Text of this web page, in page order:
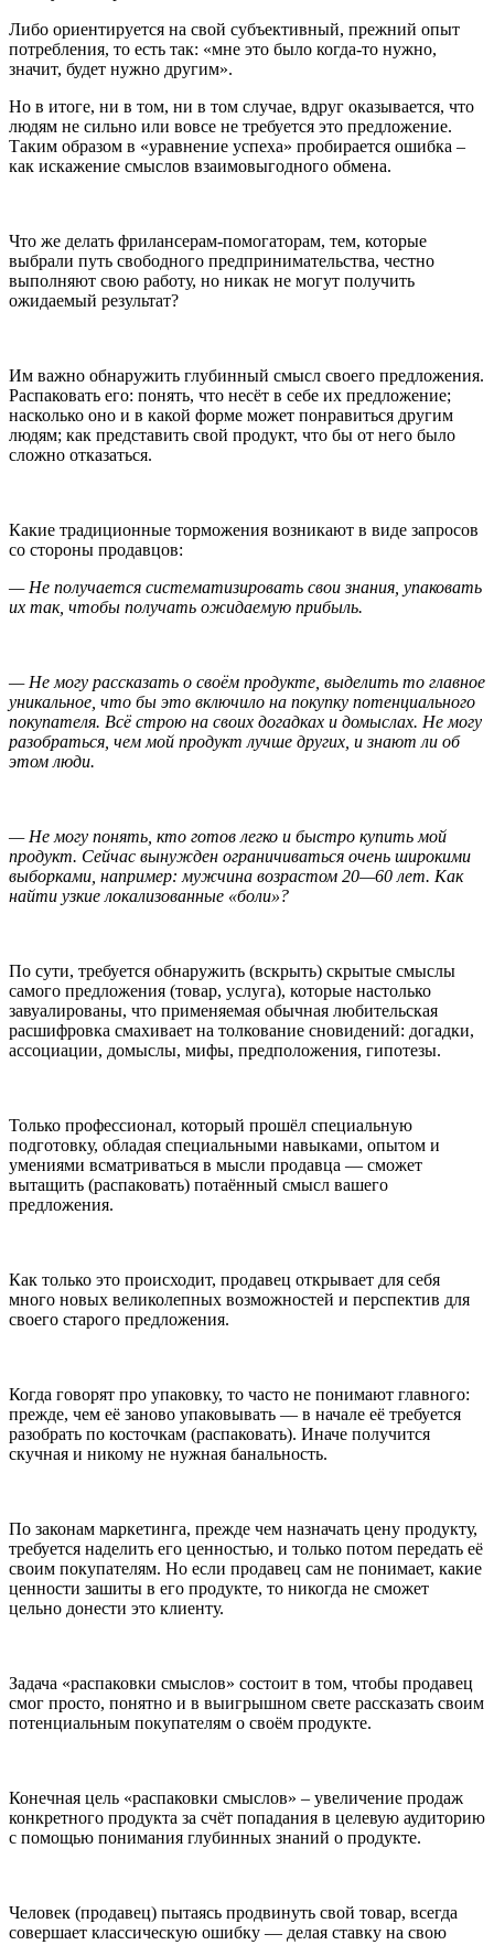
Либо ориентируется на свой субъективный, прежний опыт
потребления, то есть так: «мне это было когда-то нужно,
значит, будет нужно другим».
Но в итоге, ни в том, ни в том случае, вдруг оказывается, что
людям не сильно или вовсе не требуется это предложение.
Таким образом в «уравнение успеха» пробирается ошибка –
как искажение смыслов взаимовыгодного обмена.
Что же делать фрилансерам-помогаторам, тем, которые
выбрали путь свободного предпринимательства, честно
выполняют свою работу, но никак не могут получить
ожидаемый результат?
Им важно обнаружить глубинный смысл своего предложения.
Распаковать его: понять, что несёт в себе их предложение;
насколько оно и в какой форме может понравиться другим
людям; как представить свой продукт, что бы от него было
сложно отказаться.
Какие традиционные торможения возникают в виде запросов
со стороны продавцов:
— Не получается систематизировать свои знания, упаковать
их так, чтобы получать ожидаемую прибыль.
— Не могу рассказать о своём продукте, выделить то главное
уникальное, что бы это включило на покупку потенциального
покупателя. Всё строю на своих догадках и домыслах. Не могу
разобраться, чем мой продукт лучше других, и знают ли об
этом люди.
— Не могу понять, кто готов легко и быстро купить мой
продукт. Сейчас вынужден ограничиваться очень широкими
выборками, например: мужчина возрастом 20—60 лет. Как
найти узкие локализованные «боли»?
По сути, требуется обнаружить (вскрыть) скрытые смыслы
самого предложения (товар, услуга), которые настолько
завуалированы, что применяемая обычная любительская
расшифровка смахивает на толкование сновидений: догадки,
ассоциации, домыслы, мифы, предположения, гипотезы.
Только профессионал, который прошёл специальную
подготовку, обладая специальными навыками, опытом и
умениями всматриваться в мысли продавца — сможет
вытащить (распаковать) потаённый смысл вашего
предложения.
Как только это происходит, продавец открывает для себя
много новых великолепных возможностей и перспектив для
своего старого предложения.
Когда говорят про упаковку, то часто не понимают главного:
прежде, чем её заново упаковывать — в начале её требуется
разобрать по косточкам (распаковать). Иначе получится
скучная и никому не нужная банальность.
По законам маркетинга, прежде чем назначать цену продукту,
требуется наделить его ценностью, и только потом передать её
своим покупателям. Но если продавец сам не понимает, какие
ценности зашиты в его продукте, то никогда не сможет
цельно донести это клиенту.
Задача «распаковки смыслов» состоит в том, чтобы продавец
смог просто, понятно и в выигрышном свете рассказать своим
потенциальным покупателям о своём продукте.
Конечная цель «распаковки смыслов» – увеличение продаж
конкретного продукта за счёт попадания в целевую аудиторию
с помощью понимания глубинных знаний о продукте.
Человек (продавец) пытаясь продвинуть свой товар, всегда
совершает классическую ошибку — делая ставку на свою